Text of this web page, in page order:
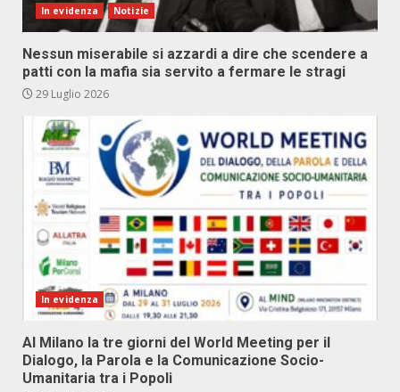
In evidenza Notizie
Nessun miserabile si azzardi a dire che scendere a
patti con la mafia sia servito a fermare le stragi
29 Luglio 2026
In evidenza
Al Milano la tre giorni del World Meeting per il
Dialogo, la Parola e la Comunicazione Socio-
Umanitaria tra i Popoli